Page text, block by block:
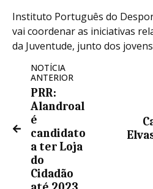
Instituto Português do
vai coordenar as iniciativas
da Juventude, junto dos
NOTÍCIA
ANTERIOR
PRR:
Alandroal
é
candidato
a ter Loja
do
Cidadão